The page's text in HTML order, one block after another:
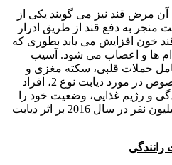
آن مرض قند نیز می گویند یکی از
منجر به دفع قند از طریق ادرار
خون افزایش می یابد بطوری که
ها و اعصاب می شود. آسیب
حملات قلبی، سکته مغزی و
اختلالات گردش خون است. بخصوص در مورد دیابت نوع 2، افراد
و رژیم غذایی، وضعیت خود را
بهبود بخشند. با این وجود، 1.6 میلیون نفر در سال 2016 بر اثر دیابت
دست دادند.
رانندگی